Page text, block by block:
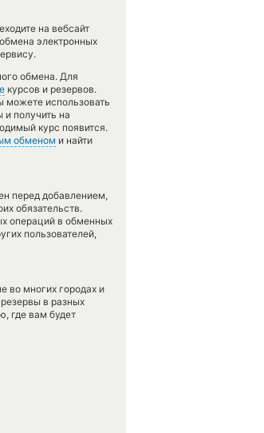
на вебсайт
электронных
обмена. Для
курсов и резервов.
можете использовать
получить на
курс появится.
обменом и найти
перед добавлением,
обязательств.
операций в обменных
пользователей,
во многих городах и
в разных
где вам будет